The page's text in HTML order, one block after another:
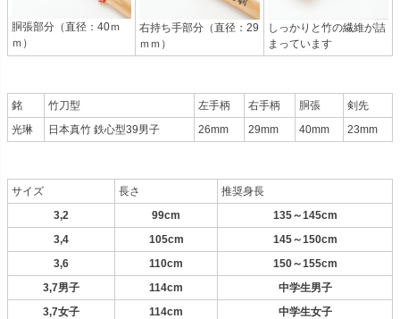
胴張部分（直径：40ｍ
ｍ）
右持ち手部分（直径：29
ｍｍ）
しっかりと竹の繊維が詰
まっています
銘 竹刀型 左手柄 右手柄 胴張
剣先
光琳
日本真竹 鉄心型39男子 26mm 29mm 40mm 23mm
サイズ 長さ
推奨身長
3,2
99cm
135～145cm
3,4
105cm
145～150cm
3,6
110cm
150～155cm
3,7男子
114cm
中学生男子
3,7女子
114cm
中学生女子